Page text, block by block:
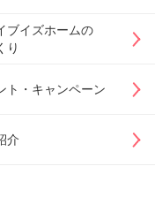
ブイズホームの
り
ト・キャンペーン
介